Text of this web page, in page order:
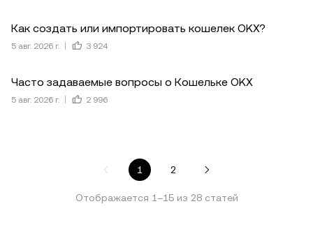
Как создать или импортировать кошелек OKX?
5 авг. 2026 г. 3 924
Часто задаваемые вопросы о Кошельке OKX
5 авг. 2026 г. 2 996
1 2
Отображается 1 –15из 28статей